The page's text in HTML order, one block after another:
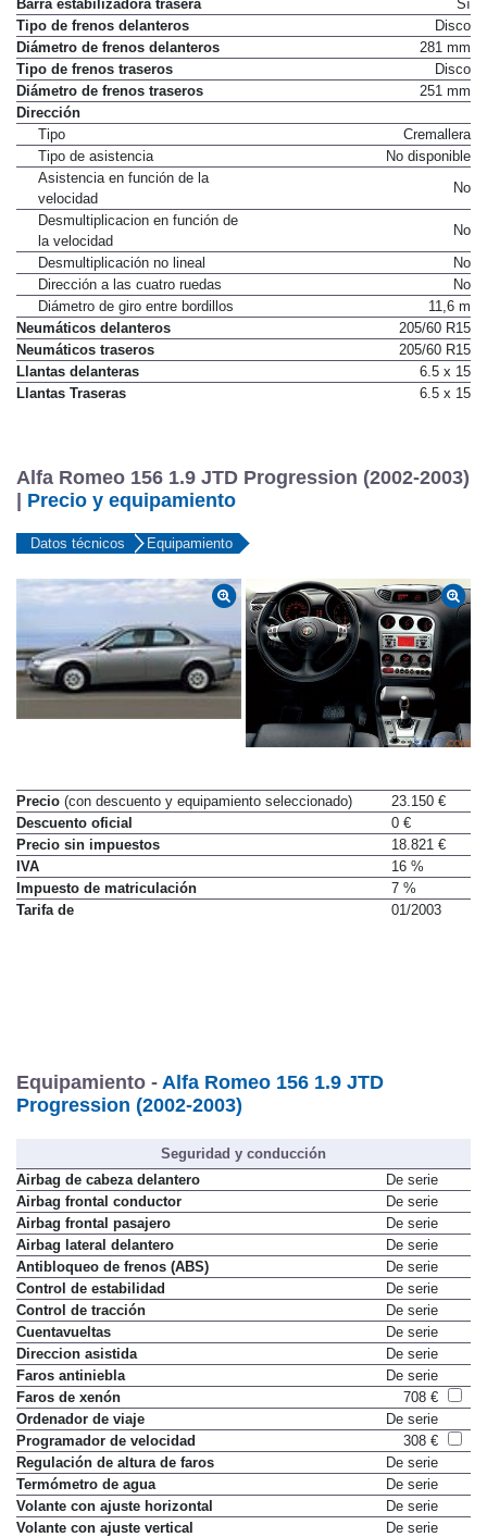
Barra estabilizadora trasera
Sí
Tipo de frenos delanteros
Disco
Diámetro de frenos delanteros
281 mm
Tipo de frenos traseros
Disco
Diámetro de frenos traseros
251 mm
Dirección
Tipo
Cremallera
Tipo de asistencia
No disponible
Asistencia en función de la
velocidad
No
Desmultiplicacion en función de
la velocidad
No
Desmultiplicación no lineal
No
Dirección a las cuatro ruedas
No
Diámetro de giro entre bordillos
11,6 m
Neumáticos delanteros
205/60 R15
Neumáticos traseros
205/60 R15
Llantas delanteras
6.5 x 15
Llantas Traseras
6.5 x 15
Alfa Romeo 156 1.9 JTD Progression (2002-2003)
| Precio y equipamiento
Datos técnicos Equipamiento
Precio (con descuento y equipamiento seleccionado)
23.150 €
Descuento oficial
0 €
Precio sin impuestos
18.821 €
IVA
16 %
Impuesto de matriculación
7 %
Tarifa de
01/2003
Equipamiento - Alfa Romeo 156 1.9 JTD
Progression (2002-2003)
Seguridad y conducción
Airbag de cabeza delantero
De serie
Airbag frontal conductor
De serie
Airbag frontal pasajero
De serie
Airbag lateral delantero
De serie
Antibloqueo de frenos (ABS)
De serie
Control de estabilidad
De serie
Control de tracción
De serie
Cuentavueltas
De serie
Direccion asistida
De serie
Faros antiniebla
De serie
Faros de xenón
708 €
Ordenador de viaje
De serie
Programador de velocidad
308 €
Regulación de altura de faros
De serie
Termómetro de agua
De serie
Volante con ajuste horizontal
De serie
Volante con ajuste vertical
De serie